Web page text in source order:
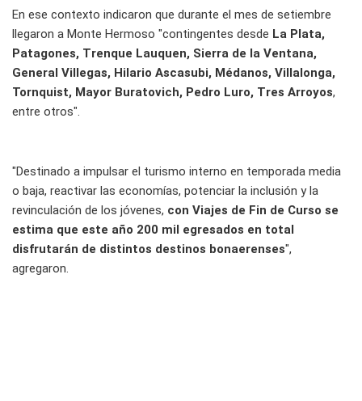
En ese contexto indicaron que durante el mes de setiembre
llegaron a Monte Hermoso "contingentes desde La Plata,
Patagones, Trenque Lauquen, Sierra de la Ventana,
General Villegas, Hilario Ascasubi, Médanos, Villalonga,
Tornquist, Mayor Buratovich, Pedro Luro, Tres Arroyos,
entre otros".
"Destinado a impulsar el turismo interno en temporada media
o baja, reactivar las economías, potenciar la inclusión y la
revinculación de los jóvenes, con Viajes de Fin de Curso se
estima que este año 200 mil egresados en total
disfrutarán de distintos destinos bonaerenses",
agregaron.